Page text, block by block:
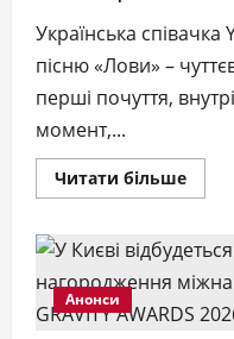
Українська
пісню «Лови» –
перші почуття,
момент,...
Читати більше
про
–
до
пісню
Анонси